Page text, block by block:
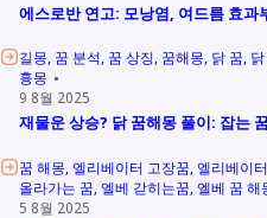
에스로반 연고: 모낭염, 여드름 효과
길몽 꿈 분석 꿈 상징 꿈해몽 닭 꿈
흉몽
9 8월 2025
재물운 상승? 닭 꿈해몽 풀이: 잡는
꿈 해몽 엘리베이터 고장꿈 엘리베이
올라가는 꿈 엘베 갇히는꿈 엘베 꿈 해
5 8월 2025